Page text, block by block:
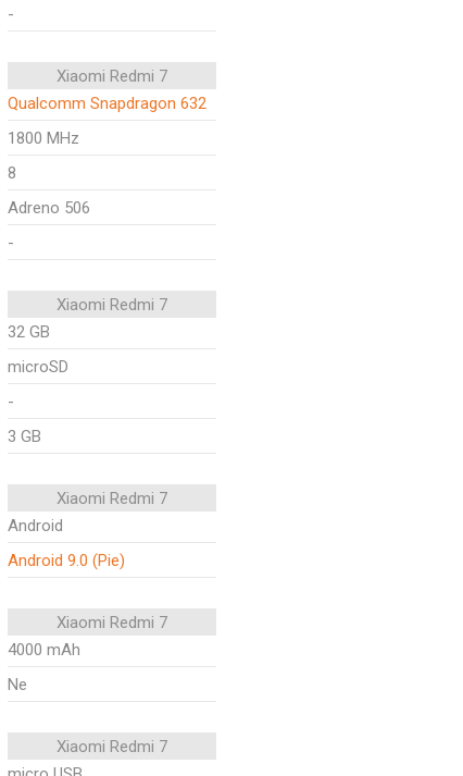
-
Xiaomi Redmi 7
Qualcomm Snapdragon 632
1800 MHz
8
Adreno 506
-
Xiaomi Redmi 7
32 GB
microSD
-
3 GB
Xiaomi Redmi 7
Android
Android 9.0 (Pie)
Xiaomi Redmi 7
4000 mAh
Ne
Xiaomi Redmi 7